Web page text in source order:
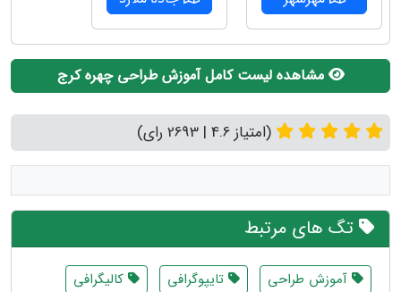
مشاهده لیست کامل آموزش طراحی چهره کرج
(امتیاز 4.6 | 2693 رای)
تگ های مرتبط
آموزش طراحی تایپوگرافی
کالیگرافی